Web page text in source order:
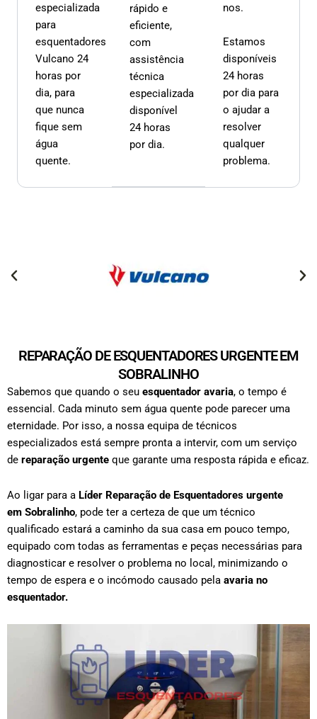
especializada
para
esquentadores
Vulcano 24
horas por
dia, para
que nunca
fique sem
água
quente.
rápido e
eficiente,
com
assistência
técnica
especializada
disponível
24 horas
por dia.
nos.
Estamos
disponíveis
24 horas
por dia para
o ajudar a
resolver
qualquer
problema.
REPARAÇÃO DE ESQUENTADORES URGENTE EM
SOBRALINHO
Sabemos que quando o seu esquentador avaria, o tempo é
essencial. Cada minuto sem água quente pode parecer uma
eternidade. Por isso, a nossa equipa de técnicos
especializados está sempre pronta a intervir, com um serviço
de reparação urgente que garante uma resposta rápida e eficaz.
Ao ligar para a Líder Reparação de Esquentadores urgente
em Sobralinho, pode ter a certeza de que um técnico
qualificado estará a caminho da sua casa em pouco tempo,
equipado com todas as ferramentas e peças necessárias para
diagnosticar e resolver o problema no local, minimizando o
tempo de espera e o incómodo causado pela avaria no
esquentador.